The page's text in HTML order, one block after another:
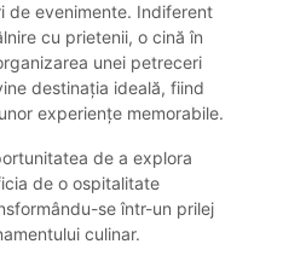
de evenimente. Indiferent
cu prietenii, o cină în
unei petreceri
destinația ideală, fiind
experiențe memorabile.
de a explora
de o ospitalitate
se într-un prilej
culinar.